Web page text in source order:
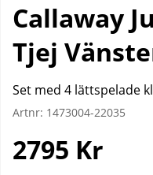
Callaway
Tjej
Set med 4 lättspelade
Artnr: 1473004-22035
2795 Kr